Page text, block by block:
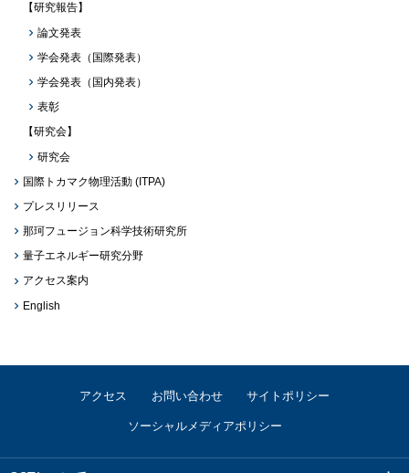
【研究報告】
論文発表
学会発表（国際発表）
学会発表（国内発表）
表彰
【研究会】
研究会
国際トカマク物理活動 (ITPA)
プレスリリース
那珂フュージョン科学技術研究所
量子エネルギー研究分野
アクセス案内
English
アクセス お問い合わせ サイトポリシー
ソーシャルメディアポリシー